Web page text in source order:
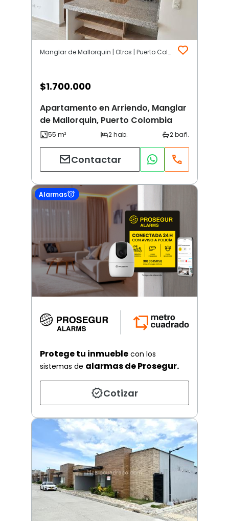
Manglar de Mallorquin | Otros | Puerto Colombia
$1.700.000
Apartamento en Arriendo, Manglar
de Mallorquin, Puerto Colombia
Contactar
Alarmas
Protege tu inmueble con los
sistemas de alarmas de Prosegur.
Cotizar